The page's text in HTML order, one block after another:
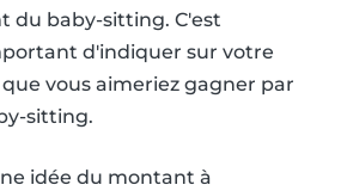
du baby-sitting. C'est
d'indiquer sur votre
vous aimeriez gagner par
sitting.
idée du montant à